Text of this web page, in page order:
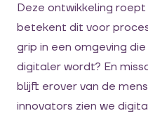
Deze ontwikkeling
betekent dit voor
grip in een omgeving
digitaler wordt? En
blijft erover van de
innovators zien we